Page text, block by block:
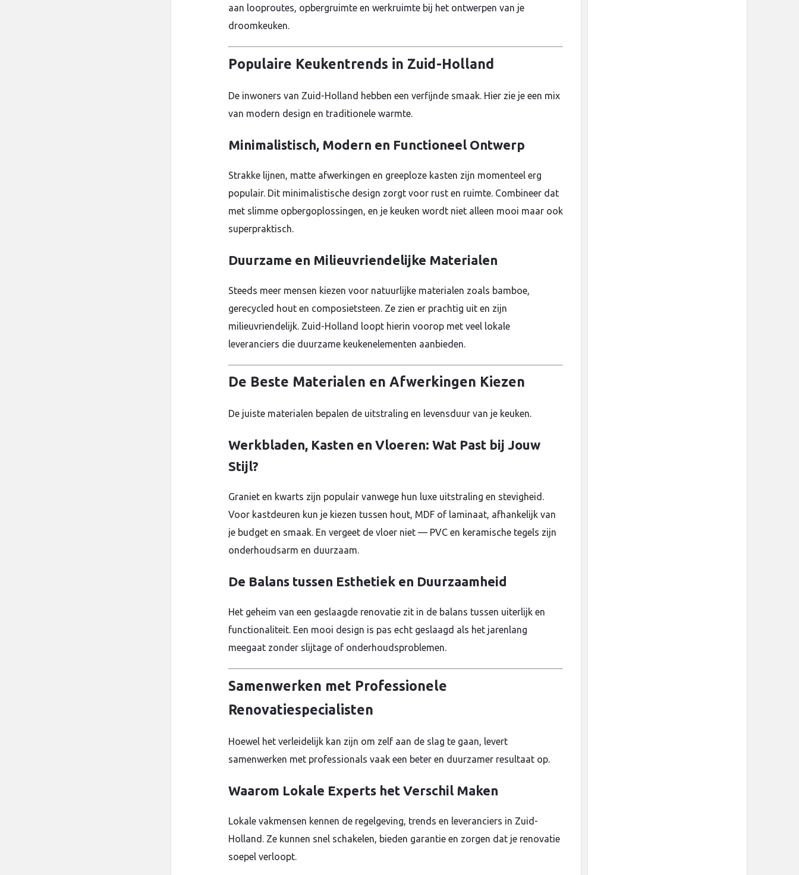
aan looproutes, opbergruimte en werkruimte bij het ontwerpen van je
droomkeuken.
Populaire Keukentrends in Zuid-Holland
De inwoners van Zuid-Holland hebben een verfijnde smaak. Hier zie je een mix
van modern design en traditionele warmte.
Minimalistisch, Modern en Functioneel Ontwerp
Strakke lijnen, matte afwerkingen en greeploze kasten zijn momenteel erg
populair. Dit minimalistische design zorgt voor rust en ruimte. Combineer dat
met slimme opbergoplossingen, en je keuken wordt niet alleen mooi maar ook
superpraktisch.
Duurzame en Milieuvriendelijke Materialen
Steeds meer mensen kiezen voor natuurlijke materialen zoals bamboe,
gerecycled hout en composietsteen. Ze zien er prachtig uit en zijn
milieuvriendelijk. Zuid-Holland loopt hierin voorop met veel lokale
leveranciers die duurzame keukenelementen aanbieden.
De Beste Materialen en Afwerkingen Kiezen
De juiste materialen bepalen de uitstraling en levensduur van je keuken.
Werkbladen, Kasten en Vloeren: Wat Past bij Jouw
Stijl?
Graniet en kwarts zijn populair vanwege hun luxe uitstraling en stevigheid.
Voor kastdeuren kun je kiezen tussen hout, MDF of laminaat, afhankelijk van
je budget en smaak. En vergeet de vloer niet — PVC en keramische tegels zijn
onderhoudsarm en duurzaam.
De Balans tussen Esthetiek en Duurzaamheid
Het geheim van een geslaagde renovatie zit in de balans tussen uiterlijk en
functionaliteit. Een mooi design is pas echt geslaagd als het jarenlang
meegaat zonder slijtage of onderhoudsproblemen.
Samenwerken met Professionele
Renovatiespecialisten
Hoewel het verleidelijk kan zijn om zelf aan de slag te gaan, levert
samenwerken met professionals vaak een beter en duurzamer resultaat op.
Waarom Lokale Experts het Verschil Maken
Lokale vakmensen kennen de regelgeving, trends en leveranciers in Zuid-
Holland. Ze kunnen snel schakelen, bieden garantie en zorgen dat je renovatie
soepel verloopt.